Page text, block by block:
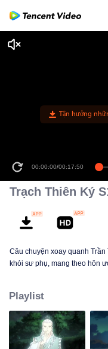
Tận hưởng
00:00:00/00:17:50
Trạch Thiên Ký
Câu chuyện xoay quanh
khỏi sư phụ, mang theo hôn
quyết đấu một trận sống còn
Playlist